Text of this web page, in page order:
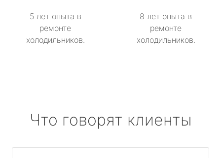
5 лет опыта в
ремонте
холодильников.
8 лет опыта в
ремонте
холодильников.
Что говорят клиенты